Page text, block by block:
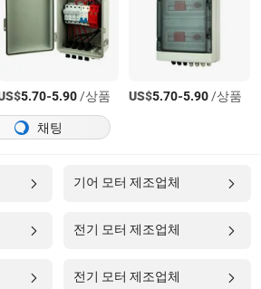
5.70-5.90/상품 US$5.70-5.90/상품
채팅
기어 모터 제조업체
전기 모터 제조업체
전기 모터 제조업체